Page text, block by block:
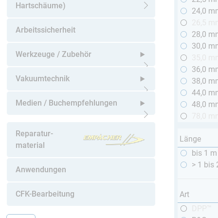
Hartschäume)
Untermenü öffnen
Arbeitssicherheit
Werkzeuge / Zubehör
Untermenü öffnen
Vakuumtechnik
Untermenü öffnen
Medien / Buchempfehlungen
Reparatur-
material
Anwendungen
CFK-Bearbeitung
24,0
28,0
30,0
36,0
38,0
44,0
48,0
Länge
bis 1 m
> 1 bis
Art